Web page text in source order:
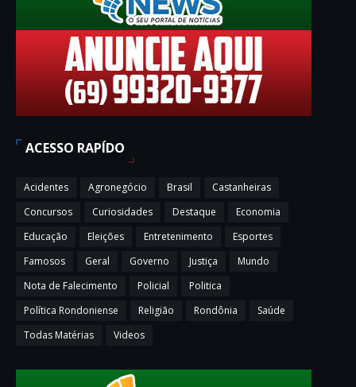
ACESSO RAPÍDO
Acidentes Agronegócio Brasil
Castanheiras
Concursos
Curiosidades Destaque
Economia
Educação
Eleições Entretenimento
Esportes
Famosos
Geral Governo Justiça
Mundo
Nota de Falecimento
Policial
Politica
Política Rondoniense
Religião Rondônia
Saúde
Todas Matérias
Videos